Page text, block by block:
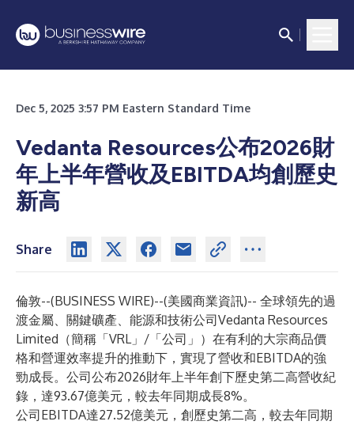
Dec 5, 2025 3:57 PM Eastern Standard Time
Vedanta Resources公布2026財
年上半年營收及EBITDA均創歷史
新高
Share
倫敦--(BUSINESS WIRE)--(美國商業資訊)-- 全球領先的過
渡金屬、關鍵礦產、能源和技術公司Vedanta Resources
Limited（簡稱「VRL」/「公司」）在有利的大宗商品價
格和營運效率提升的推動下，實現了營收和EBITDA的強
勁成長。公司公布2026財年上半年創下歷史第二高營收紀
錄，達93.67億美元，較去年同期成長8%。
公司EBITDA達27.52億美元，創歷史第二高，較去年同期